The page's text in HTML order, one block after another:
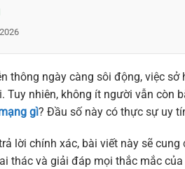
thông ngày càng sôi động, việc
Tuy nhiên, không ít người vẫn còn
gì? Đầu số này có thực sự uy
lời chính xác, bài viết này sẽ
thác và giải đáp mọi thắc mắc